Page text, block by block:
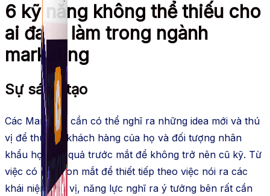
6 kỹ năng không thể thiếu cho
ai đang làm trong ngành
marketing
Sự sáng tạo
Các Marketer cần có thể nghĩ ra những idea mới và thú
vị để thu hút khách hàng của họ và đối tượng nhân
khẩu học kết quả trước mắt để không trở nên cũ kỹ. Từ
việc có một con mắt để thiết tiếp theo việc nói ra các
khái niệm thú vị, năng lực nghĩ ra ý tưởng bên rất cần